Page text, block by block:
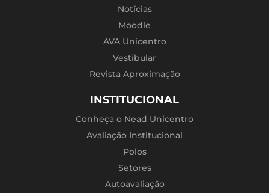
Notícias
Moodle
AVA Unicentro
Vestibular
Revista Aproximação
INSTITUCIONAL
Conheça o Nead Unicentro
Avaliação Institucional
Polos
Setores
Autoavaliação